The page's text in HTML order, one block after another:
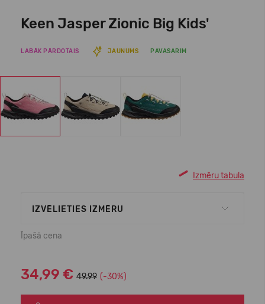
Keen Jasper Zionic Big Kids'
LABĀK PĀRDOTAIS JAUNUMS PAVASARIM
Izmēru tabula
IZVĒLIETIES IZMĒRU
Īpašā cena
34,99 € 49.99 (-30%)